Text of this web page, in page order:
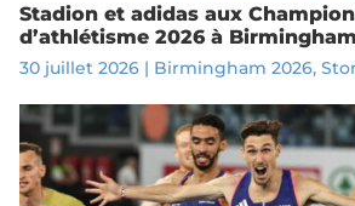
Stadion et adidas aux
d’athlétisme 2026 à Birmingham
30 juillet 2026| Birmingham 2026,